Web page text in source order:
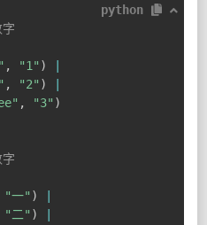
python
, "1" )
, "2" )
, "3" )
"一" )
"二" )